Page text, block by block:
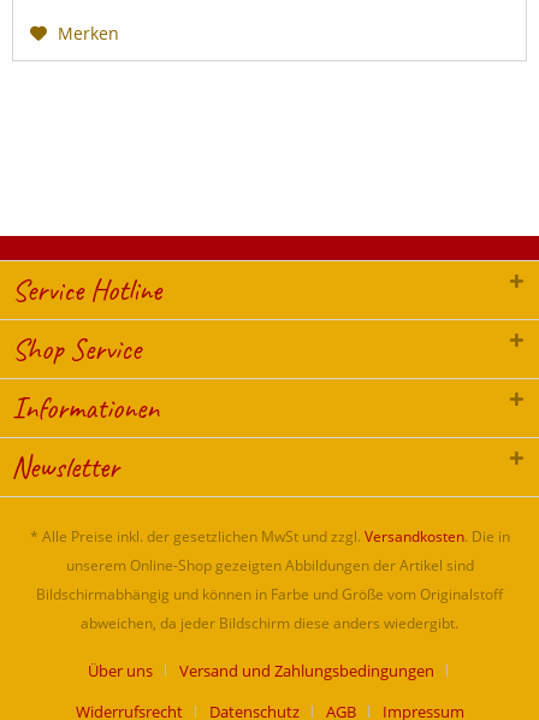
Merken
Service Hotline
Shop Service
Informationen
Newsletter
* Alle Preise inkl. der gesetzlichen MwSt und zzgl. Versandkosten. Die in
unserem Online-Shop gezeigten Abbildungen der Artikel sind
Bildschirmabhängig und können in Farbe und Größe vom Originalstoff
abweichen, da jeder Bildschirm diese anders wiedergibt.
Über uns
Versand und Zahlungsbedingungen
Widerrufsrecht
Datenschutz AGB Impressum